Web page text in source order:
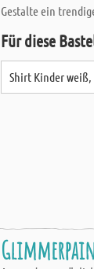
Gestalte ein
Für diese
Shirt Kinder weiß,